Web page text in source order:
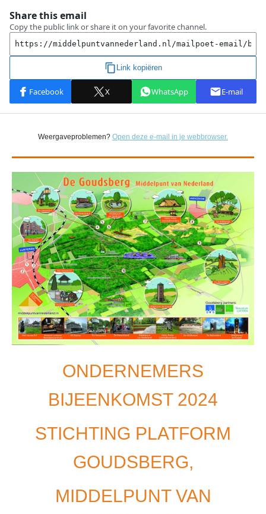
Weergaveproblemen? Open deze e-mail in je webbrowser.
ONDERNEMERS
BIJEENKOMST 2024
STICHTING PLATFORM
GOUDSBERG,
MIDDELPUNT VAN